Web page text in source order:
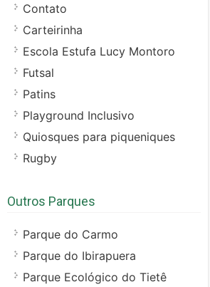
Contato
Carteirinha
Escola Estufa Lucy Montoro
Futsal
Patins
Playground Inclusivo
Quiosques para piqueniques
Rugby
Outros Parques
Parque do Carmo
Parque do Ibirapuera
Parque Ecológico do Tietê